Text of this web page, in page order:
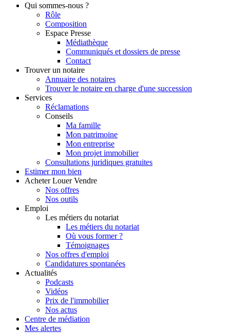
Qui sommes-nous ?
Rôle
Composition
Espace Presse
Médiathèque
Communiqués et dossiers de presse
Contact
Trouver un notaire
Annuaire des notaires
Trouver le notaire en charge d'une succession
Services
Réclamations
Conseils
Ma famille
Mon patrimoine
Mon entreprise
Mon projet immobilier
Consultations juridiques gratuites
Estimer mon bien
Acheter Louer Vendre
Nos offres
Nos outils
Emploi
Les métiers du notariat
Les métiers du notariat
Où vous former ?
Témoignages
Nos offres d'emploi
Candidatures spontanées
Actualités
Podcasts
Vidéos
Prix de l'immobilier
Nos actus
Centre de médiation
Mes alertes